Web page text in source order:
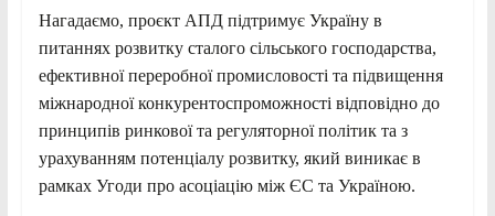
Нагадаємо, проєкт АПД підтримує Україну в
питаннях розвитку сталого сільського господарства,
ефективної переробної промисловості та підвищення
міжнародної конкурентоспроможності відповідно до
принципів ринкової та регуляторної політик та з
урахуванням потенціалу розвитку, який виникає в
рамках Угоди про асоціацію між ЄС та Україною.